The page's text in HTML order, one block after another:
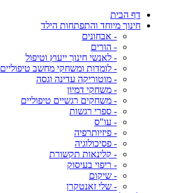
דף הבית
חינוך מיוחד והתפתחות הילד
- אבחונים
- הורים
- לאנשי חינוך ייעוץ וטיפול
- לומדות ומשחקי מחשב טיפוליים
- מוטוריקה עדינה וגסה
- משחקי דמיון
- משחקים רגשיים טיפוליים
- ספרי רגשות
- עו"ס
- פיזיותרפיה
- פסיכולוגיה
- קלינאות תקשורת
- ריפוי בעיסוק
- שיקום
- שלי זאנטקרן